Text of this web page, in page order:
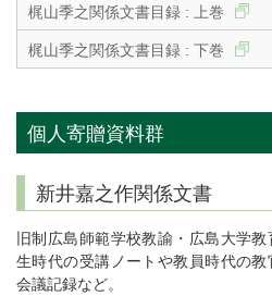
梶山季之関係文書目録 : 上巻
梶山季之関係文書目録 : 下巻
個人寄贈資料群
新井嘉之作関係文書
旧制広島師範学校教諭・広島大学
生時代の受講ノートや教員時代の教
会議記録など。